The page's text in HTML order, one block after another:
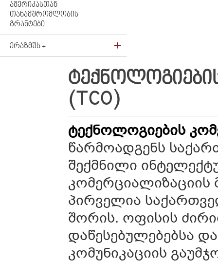
ᲐᲛᲔᲠᲘᲙᲐᲡᲗᲐᲜ
ᲗᲐᲜᲐᲛᲨᲠᲝᲛᲚᲝᲑᲘᲡ
ᲒᲠᲐᲜᲢᲔᲑᲘ
ᲔᲠᲐᲖᲛᲣᲡ +
(TCO)
ტექნოლოგიების
წარმოადგენს
შექმნილი
კომერციალიზაციის
პირველია
შორის. ოფისის
დაწესებულებებსა
კომუნიკაციის